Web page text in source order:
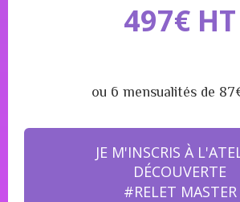
497€ HT
ou 6 mensualités de
JE M'INSCRIS À
DÉCOUVERTE
#RELET MASTER